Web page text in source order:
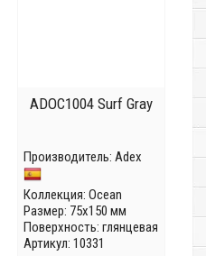
ADOC1004 Surf Gray
Производитель: Adex
Коллекция: Ocean
Размер: 75x150 мм
Поверхность: глянцевая
Артикул: 10331